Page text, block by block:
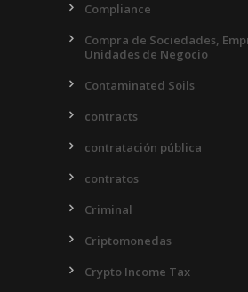
Compliance
Compra de Sociedades,
Unidades de Negocio
Contaminated Soils
contracts
contratación pública
contratos
Criminal
Criptomonedas
Crypto Income Tax